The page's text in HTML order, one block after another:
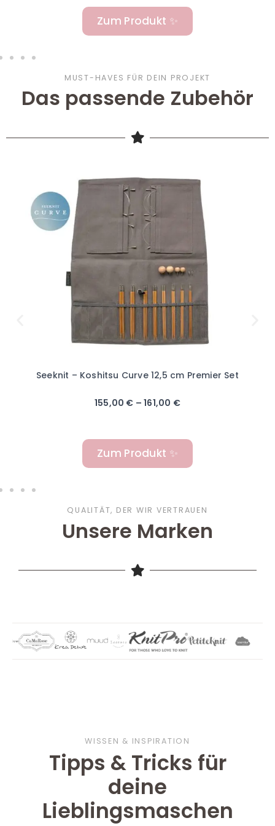
Zum Produkt ✨
MUST-HAVES FÜR DEIN PROJEKT
Das passende Zubehör
Seeknit – Koshitsu Curve 12,5 cm Premier Set
155,00 € –161,00 €
Zum Produkt ✨
QUALITÄT, DER WIR VERTRAUEN
Unsere Marken
WISSEN & INSPIRATION
Tipps & Tricks für
deine
Lieblingsmaschen